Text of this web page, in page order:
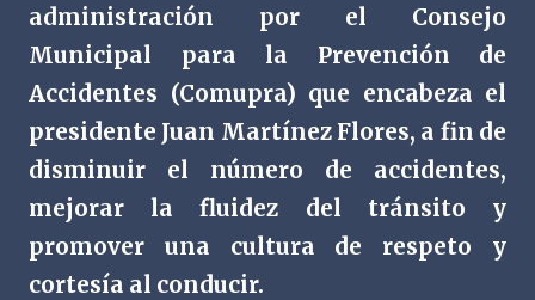
administración por el Consejo
Municipal para la Prevención de
Accidentes (Comupra) que encabeza el
presidente Juan Martínez Flores, a fin de
disminuir el número de accidentes,
mejorar la fluidez del tránsito y
promover una cultura de respeto y
cortesía al conducir.